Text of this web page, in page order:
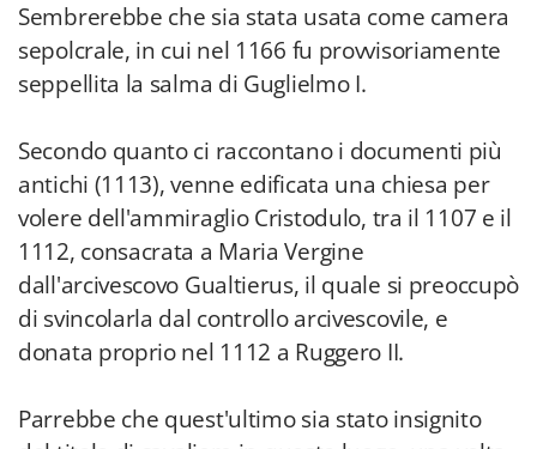
Sembrerebbe che sia stata usata come camera
sepolcrale, in cui nel 1166 fu provvisoriamente
seppellita la salma di Guglielmo I.
Secondo quanto ci raccontano i documenti più
antichi (1113), venne edificata una chiesa per
volere dell'ammiraglio Cristodulo, tra il 1107 e il
1112, consacrata a Maria Vergine
dall'arcivescovo Gualtierus, il quale si preoccupò
di svincolarla dal controllo arcivescovile, e
donata proprio nel 1112 a Ruggero II.
Parrebbe che quest'ultimo sia stato insignito